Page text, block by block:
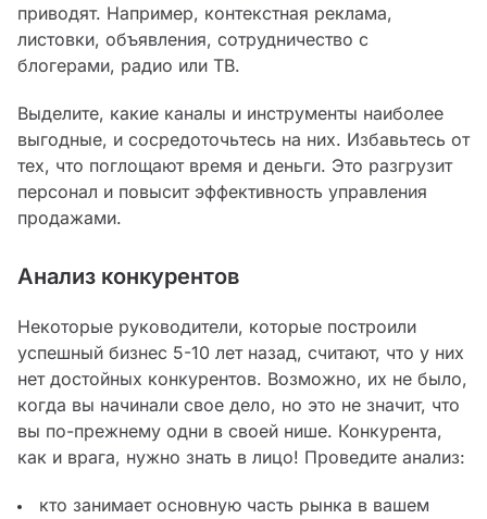
приводят. Например, контекстная реклама,
листовки, объявления, сотрудничество с
блогерами, радио или ТВ.
Выделите, какие каналы и инструменты наиболее
выгодные, и сосредоточьтесь на них. Избавьтесь от
тех, что поглощают время и деньги. Это разгрузит
персонал и повысит эффективность управления
продажами.
Анализ конкурентов
Некоторые руководители, которые построили
успешный бизнес 5-10 лет назад, считают, что у них
нет достойных конкурентов. Возможно, их не было,
когда вы начинали свое дело, но это не значит, что
вы по-прежнему одни в своей нише. Конкурента,
как и врага, нужно знать в лицо! Проведите анализ:
кто занимает основную часть рынка в вашем